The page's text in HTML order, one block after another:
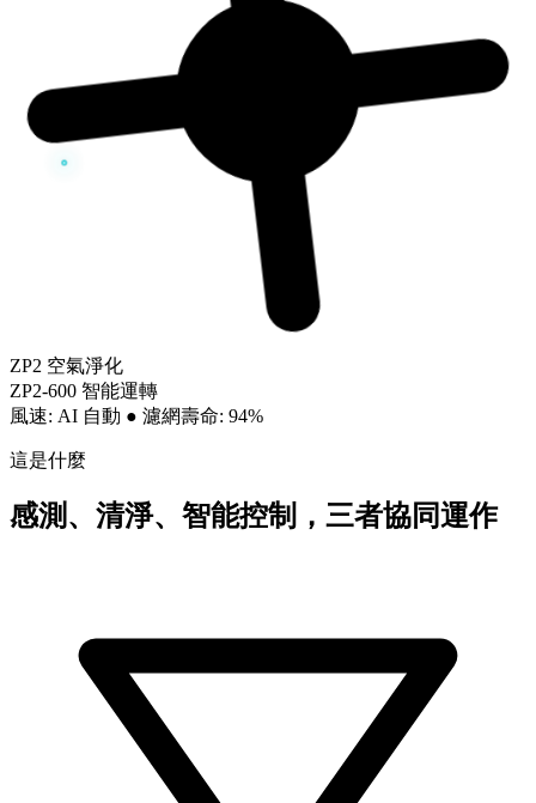
ZP2 空氣淨化
ZP2-600 智能運轉
風速: AI 自動 ● 濾網壽命: 94%
這是什麼
感測、清淨、智能控制，三者協同運作